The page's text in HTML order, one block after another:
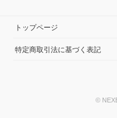
トップページ
特定商取引法に基づく表記
©